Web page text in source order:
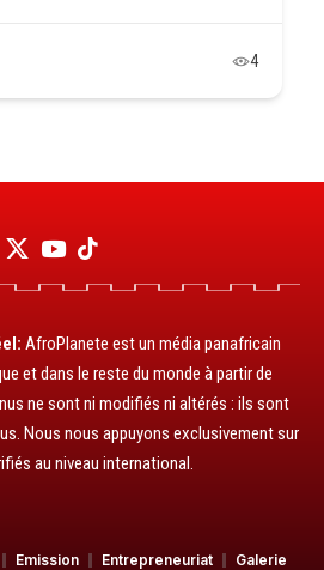
4
AfroPlanete est un média panafricain
et dans le reste du monde à partir de
ne sont ni modifiés ni altérés : ils sont
Nous nous appuyons exclusivement sur
au niveau international.
Emission Entrepreneuriat Galerie